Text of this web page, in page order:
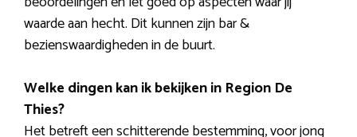
waarde aan hecht. Dit kunnen zijn bar &
bezienswaardigheden in de buurt.
Welke dingen kan ik bekijken in Region De
Thies?
Het betreft een schitterende bestemming, voor jong